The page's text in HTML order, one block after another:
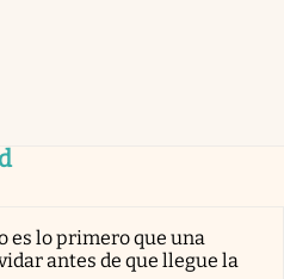
es lo primero que una
antes de que llegue la